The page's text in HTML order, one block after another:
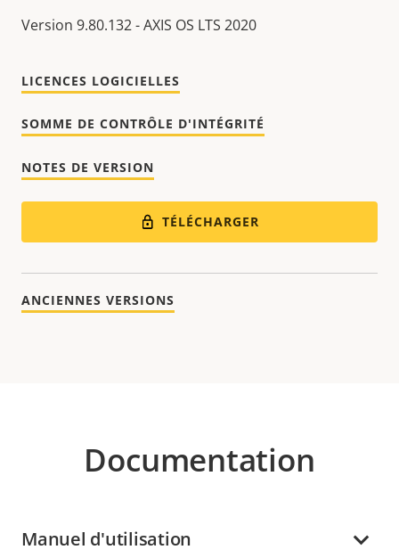
Version 9.80.132 - AXIS OS LTS 2020
LICENCES LOGICIELLES
SOMME DE CONTRÔLE D'INTÉGRITÉ
NOTES DE VERSION
TÉLÉCHARGER
ANCIENNES VERSIONS
Documentation
Manuel d'utilisation